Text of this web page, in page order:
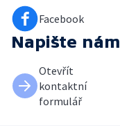
Facebook
Napište nám
Otevřít
kontaktní
formulář